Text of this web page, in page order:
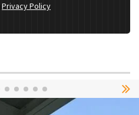
Privacy Policy